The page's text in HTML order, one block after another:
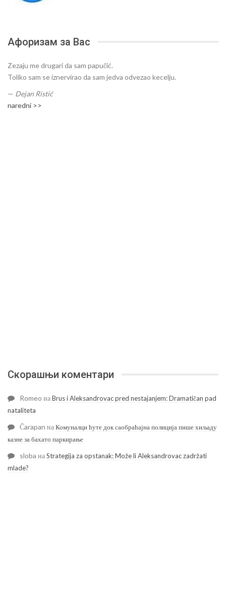
Афоризам за Вас
Zezaju me drugari da sam papučić.
Toliko sam se iznervirao da sam jedva odvezao kecelju.
— Dejan Ristić
naredni >>
Скорашњи коментари
Romeo наBrus i Aleksandrovac pred nestajanjem: Dramatičan pad
nataliteta
Čarapan наКомуналци ћуте док саобраћајна полиција пише хиљаду
казне за бахато паркирање
sloba наStrategija za opstanak: Može li Aleksandrovac zadržati
mlade?